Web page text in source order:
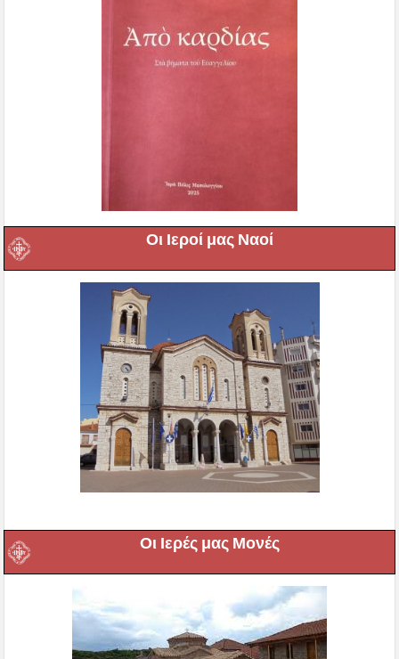
Οι Ιεροί μας Ναοί
Οι Ιερές μας Μονές